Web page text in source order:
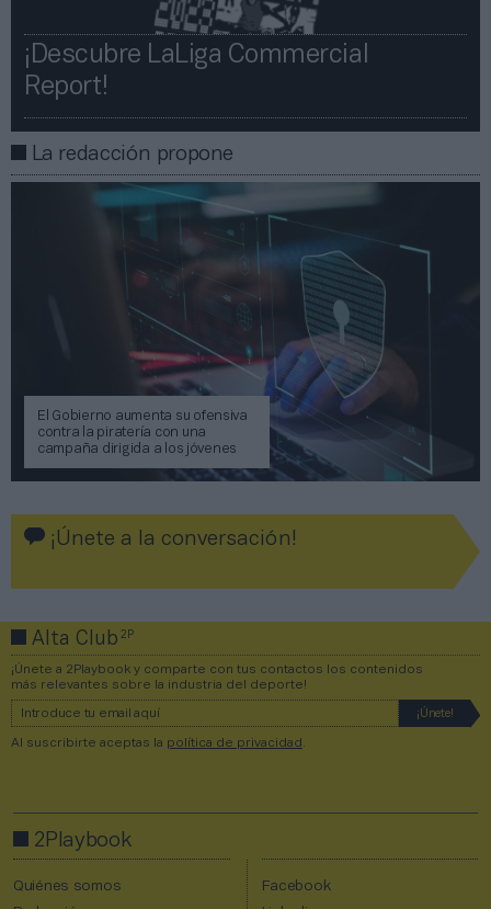
¡Descubre LaLiga Commercial
Report!​​
La redacción propone
El Gobierno aumenta su ofensiva
contra la piratería con una
campaña dirigida a los jóvenes
¡Únete a la conversación!
Alta Club2P
¡Únete a 2Playbook y comparte con tus contactos los contenidos
más relevantes sobre la industria del deporte!
Al suscribirte aceptas la política de privacidad
2Playbook
Quiénes somos
Facebook